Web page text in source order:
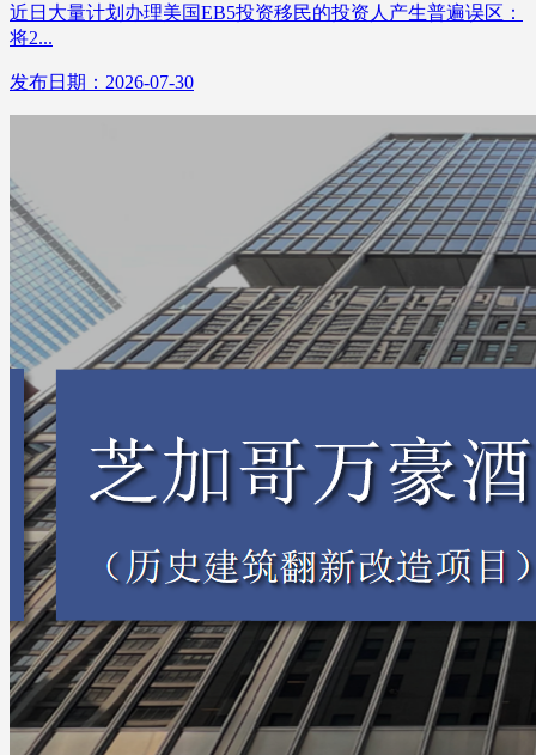
近日大量计划办理美国EB5投资移民的投资人产生普遍误区：
将2...
发布日期：2026-07-30